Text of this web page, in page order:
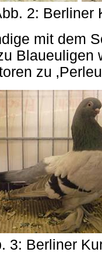
2: Berliner
mit dem
Blaueuligen
zu
3: Berliner